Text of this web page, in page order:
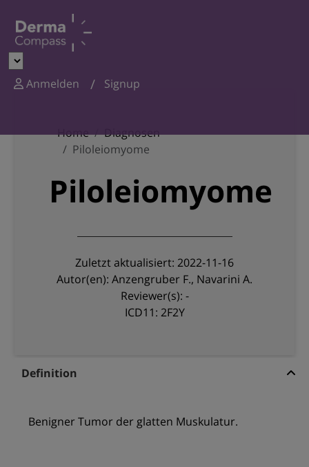
Anmelden Signup
Home
Diagnosen
Piloleiomyome
Piloleiomyome
Zuletzt aktualisiert: 2022-11-16
Autor(en): Anzengruber F., Navarini A.
Reviewer(s): -
ICD11: 2F2Y
Definition
Benigner Tumor der glatten Muskulatur.